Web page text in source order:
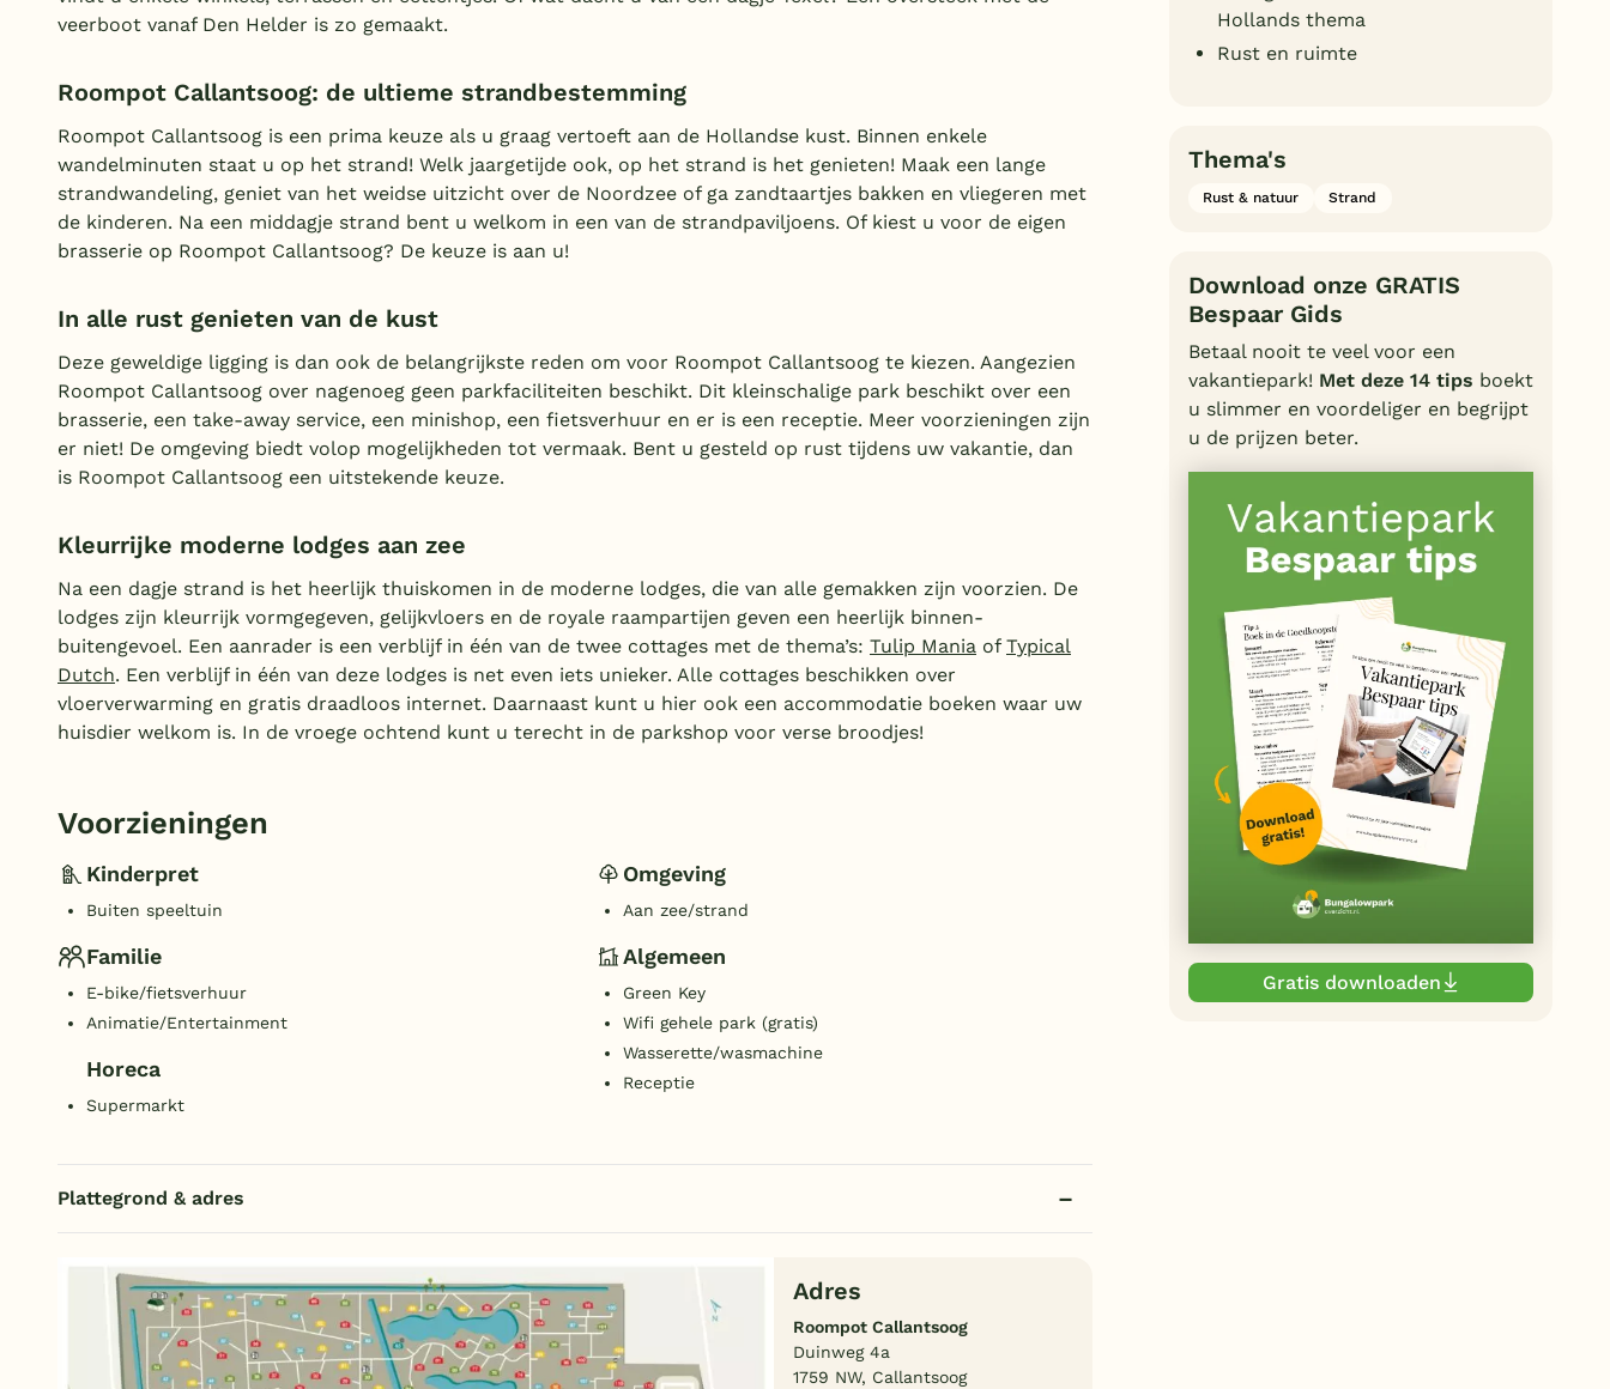
veerboot vanaf Den Helder is zo gemaakt.
Roompot Callantsoog: de ultieme strandbestemming
Roompot Callantsoog is een prima keuze als u graag vertoeft aan de Hollandse kust. Binnen enkele
wandelminuten staat u op het strand! Welk jaargetijde ook, op het strand is het genieten! Maak een lange
strandwandeling, geniet van het weidse uitzicht over de Noordzee of ga zandtaartjes bakken en vliegeren met
de kinderen. Na een middagje strand bent u welkom in een van de strandpaviljoens. Of kiest u voor de eigen
brasserie op Roompot Callantsoog? De keuze is aan u!
In alle rust genieten van de kust
Deze geweldige ligging is dan ook de belangrijkste reden om voor Roompot Callantsoog te kiezen. Aangezien
Roompot Callantsoog over nagenoeg geen parkfaciliteiten beschikt. Dit kleinschalige park beschikt over een
brasserie, een take-away service, een minishop, een fietsverhuur en er is een receptie. Meer voorzieningen zijn
er niet! De omgeving biedt volop mogelijkheden tot vermaak. Bent u gesteld op rust tijdens uw vakantie, dan
is Roompot Callantsoog een uitstekende keuze.
Kleurrijke moderne lodges aan zee
Na een dagje strand is het heerlijk thuiskomen in de moderne lodges, die van alle gemakken zijn voorzien. De
lodges zijn kleurrijk vormgegeven, gelijkvloers en de royale raampartijen geven een heerlijk binnen-
buitengevoel. Een aanrader is een verblijf in één van de twee cottages met de thema’s: Tulip Mania of Typical
Dutch. Een verblijf in één van deze lodges is net even iets unieker. Alle cottages beschikken over
vloerverwarming en gratis draadloos internet. Daarnaast kunt u hier ook een accommodatie boeken waar uw
huisdier welkom is. In de vroege ochtend kunt u terecht in de parkshop voor verse broodjes!
Voorzieningen
Kinderpret
Buiten speeltuin
Familie
E-bike/fietsverhuur
Animatie/Entertainment
Horeca
Supermarkt
Omgeving
Aan zee/strand
Algemeen
Green Key
Wifi gehele park (gratis)
Wasserette/wasmachine
Receptie
Plattegrond & adres
Adres
Roompot Callantsoog
Duinweg 4a
1759 NW, Callantsoog
Hollands thema
Rust en ruimte
Thema's
Rust & natuur Strand
Download onze GRATIS
Bespaar Gids
Betaal nooit te veel voor een
vakantiepark! Met deze 14 tips boekt
u slimmer en voordeliger en begrijpt
u de prijzen beter.
Gratis downloaden